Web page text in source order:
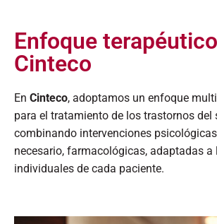
Enfoque
Cinteco
En Cinteco, adoptamos un enfoque
para el tratamiento de los trastornos del
combinando intervenciones
necesario, farmacológicas, adaptadas a
individuales de cada paciente.​